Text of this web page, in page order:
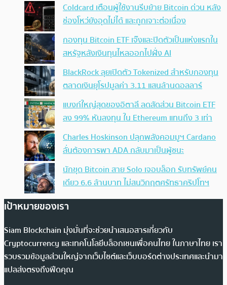
Coldcard เตือนผู้ใช้งานรีบย้าย Bitcoin ด่วน หลัง
ช่องโหว่ยังอุดไม่ได้ และถูกเจาะต่อเนื่อง
กองทุน Bitcoin ETF เจ๊งและปิดตัวเป็นแห่งแรกใน
สหรัฐหลังเงินทุนไหลออกไปฝั่ง AI
BlackRock ลุยเปิดตัว Tokenized สำหรับกองทุน
ตลาดเงินยุโรปมูลค่า 3.11 แสนล้านดอลลาร์
แบงก์ใหญ่สุดของอิตาลี ลดสัดส่วน Bitcoin ETF
ลง 99% หันลงทุน ใน Ethereum แทนถึง 3 เท่า
Charles Hoskinson ปลุกพลังคอมมูฯ Cardano
ลั่นต้องการพา ADA กลับมาเป็นผู้ชนะ
นักขุด Bitcoin สาย Solo เจอบล็อก รับทรัพย์คน
เดียว 6.6 ล้านบาท ไม่สนวิกฤตศรัทธาคริปโทฯ
เป้าหมายของเรา
Siam Blockchain มุ่งมั่นที่จะช่วยนำเสนอสารเกี่ยวกับ
Cryptocurrency และเทคโนโลยีบล็อกเชนเพื่อคนไทย ในภาษาไทย เรา
รวบรวมข้อมูลส่วนใหญ่จากเว็บไซต์และเว็บบอร์ดต่างประเทศและนำมา
แปลส่งตรงถึงฟีดคุณ